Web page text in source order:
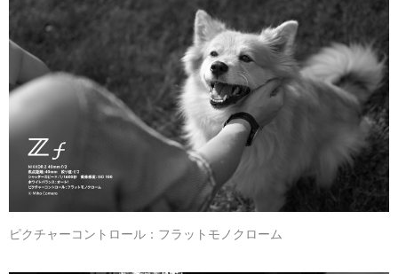
ピクチャーコントロール：フラットモノクローム